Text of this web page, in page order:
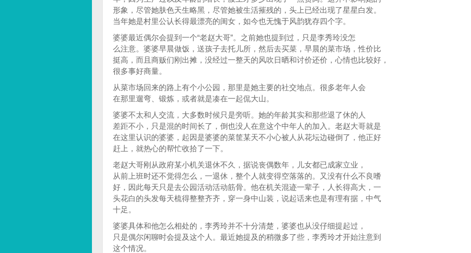
形象，尽管她肤色天生略黑，尽管她被生活摧残的，头上已经出现了星星白发。
当年她是村里公认长得最漂亮的闺女，如今也无愧于风韵犹存四个字。
婆婆最近偶尔会提到一个“老赵大哥”。之前她也提到过，只是李秀玲没怎
么注意。婆婆早晨做饭，送孩子去托儿所，然后去买菜，早晨的菜市场，性价比
挺高，而且商贩们刚出摊，没经过一整天的风吹日晒和讨价还价，心情也比较好，
很多事好商量。
从菜市场回来的路上有个小公园，那里是她主要的社交地点。很多老年人会
在那里遛弯、锻炼，或者就是凑在一起侃大山。
婆婆不太和人交流，大多数时候只是旁听。她的年龄其实和那些退了休的人
差距不小，只是混的时间长了，倒也没人在意这个中年人的加入。老赵大哥就是
在这里认识的婆婆，起因是婆婆的菜筐某天不小心被人从花坛边碰倒了，他正好
赶上，就热心的帮忙收拾了一下。
老赵大哥刚从政府某小机关退休不久，据说丧偶数年，儿女都已成家立业，
从前上班时还不觉得怎么，一退休，整个人就变得空落落的。又没有什么不良嗜
好，因此每天只是去公园活动活动筋骨。他在机关混迹一辈子，人长得高大，一
头花白的头发每天梳得整整齐齐，穿一身中山装，说起话来也是有理有据，中气
十足。
婆婆具体和他怎么相处的，李秀玲并不十分清楚，婆婆也从没仔细提起过，
只是偶尔闲聊时会提及这个人。最近她提及的稍微多了些，李秀玲才开始注意到
这个情况。